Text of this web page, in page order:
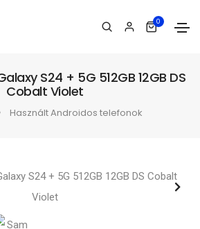
0
S24 + 5G 512GB 12GB DS
Cobalt Violet
Használt Androidos telefonok